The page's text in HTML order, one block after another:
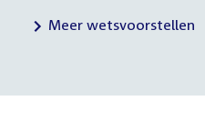
Meer wetsvoorstellen